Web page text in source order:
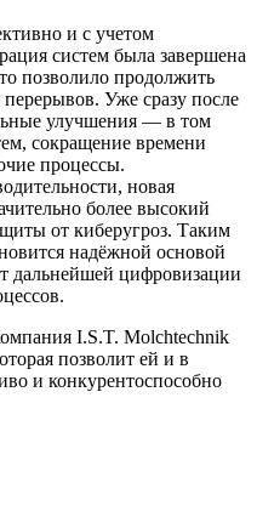
и с учетом
систем была завершена
позволило продолжить
Уже сразу после
улучшения — в том
сокращение времени
процессы.
новая
более высокий
от киберугроз. Таким
надёжной основой
дальнейшей цифровизации
I.S.T. Molchtechnik
позволит ей и в
и конкурентоспособно